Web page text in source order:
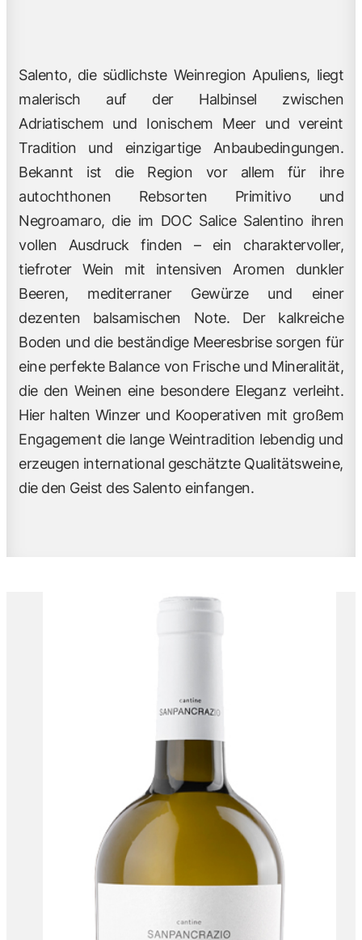
Salento, die südlichste Weinregion Apuliens, liegt
malerisch auf der Halbinsel zwischen
Adriatischem und Ionischem Meer und vereint
Tradition und einzigartige Anbaubedingungen.
Bekannt ist die Region vor allem für ihre
autochthonen Rebsorten Primitivo und
Negroamaro, die im DOC Salice Salentino ihren
vollen Ausdruck finden – ein charaktervoller,
tiefroter Wein mit intensiven Aromen dunkler
Beeren, mediterraner Gewürze und einer
dezenten balsamischen Note. Der kalkreiche
Boden und die beständige Meeresbrise sorgen für
eine perfekte Balance von Frische und Mineralität,
die den Weinen eine besondere Eleganz verleiht.
Hier halten Winzer und Kooperativen mit großem
Engagement die lange Weintradition lebendig und
erzeugen international geschätzte Qualitätsweine,
die den Geist des Salento einfangen.